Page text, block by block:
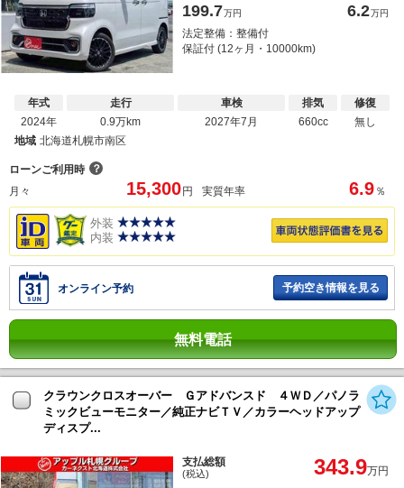
199.7万円 6.2万円
法定整備：整備付
保証付 (12ヶ月・10000km)
年式
2024年
走行
0.9万km
車検
2027年7月
排気
660cc
修復
無し
地域 北海道札幌市南区
ローンご利用時 ？
月々
15,300 円 実質年率 6.9 ％
外装
内装
オンライン予約 予約空き情報を見る
無料電話
クラウンクロスオーバー Ｇアドバンスド ４ＷＤ／パノラ
ミックビューモニター／純正ナビＴＶ／カラーヘッドアップ
ディスプ...
支払総額
(税込) 343.9万円